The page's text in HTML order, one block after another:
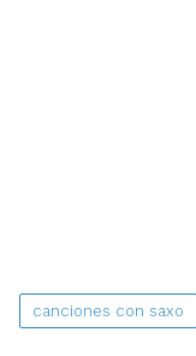
canciones con saxo